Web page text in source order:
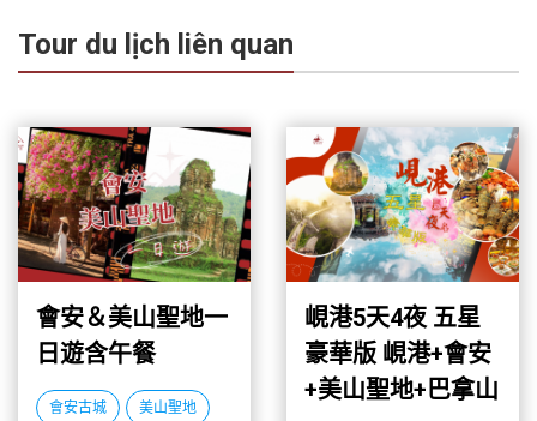
Tour du lịch liên quan
會安＆美山聖地一
日遊含午餐
會安古城 美山聖地
峴港5天4夜 五星
豪華版 峴港+會安
+美山聖地+巴拿山